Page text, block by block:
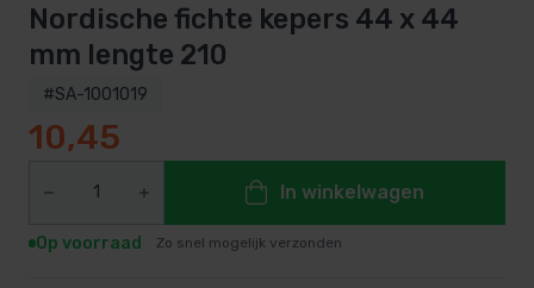
Nordische fichte kepers 44 x 44
mm lengte 210
#SA-1001019
10,45
In winkelwagen
Op voorraad Zo snel mogelijk verzonden